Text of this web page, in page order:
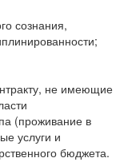
сознания,
не имеющие
(проживание в
услуги и
бюджета.